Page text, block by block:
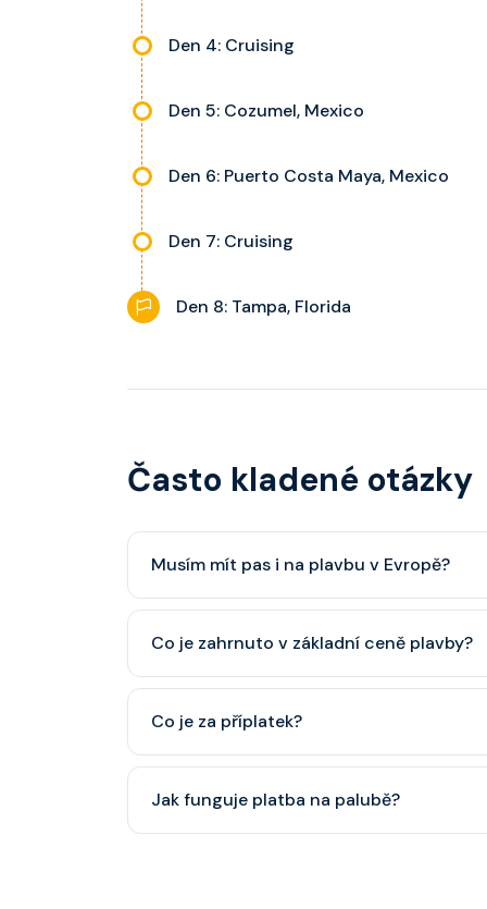
Den 4: Cruising
Den 5: Cozumel, Mexico
Den 6: Puerto Costa Maya, Mexico
Den 7: Cruising
Den 8: Tampa, Florida
Často kladené otázky
Musím mít pas i na plavbu v Evropě?
minimálně 6 měsíců po skončení plavby.
Co je zahrnuto v základní ceně plavby?
nápoje (voda, čaj, káva, limonády apod.).
Co je za příplatek?
některé aktivity.
Jak funguje platba na palubě?